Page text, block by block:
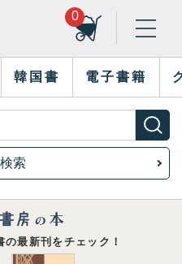
0
韓国書 電子書籍
索
最新刊をチェック！